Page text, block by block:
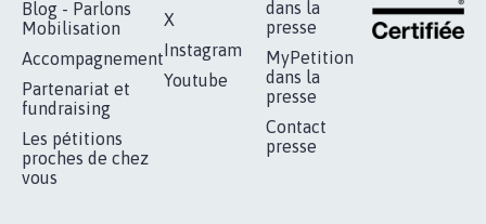
RÉUSSIR VOTRE
MOBILISATION
Lancer votre
pétition
ESPACE PRESSE
Qui sommes-
nous?